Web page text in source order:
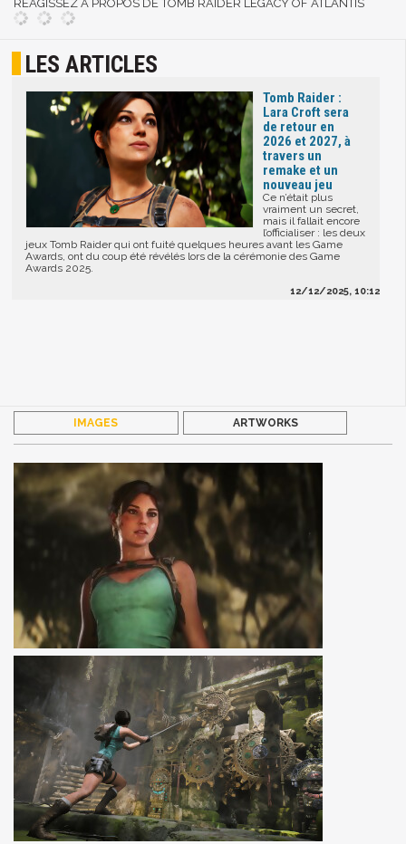
RÉAGISSEZ A PROPOS DE TOMB RAIDER LEGACY OF ATLANTIS
LES ARTICLES
Tomb Raider :
Lara Croft sera
de retour en
2026 et 2027, à
travers un
remake et un
nouveau jeu
Ce n’était plus
vraiment un secret,
mais il fallait encore
l’officialiser : les deux
jeux Tomb Raider qui ont fuité quelques heures avant les Game
Awards, ont du coup été révélés lors de la cérémonie des Game
Awards 2025.
12/12/2025, 10:12
IMAGES ARTWORKS